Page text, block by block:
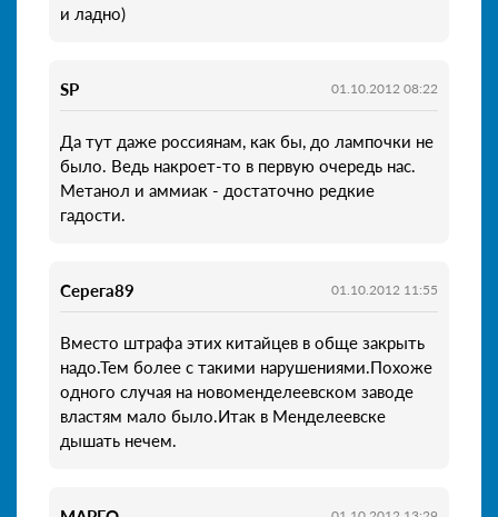
и ладно)
SP 01.10.2012 08:22
Да тут даже россиянам, как бы, до лампочки не
было. Ведь накроет-то в первую очередь нас.
Метанол и аммиак - достаточно редкие
гадости.
Серега89 01.10.2012 11:55
Вместо штрафа этих китайцев в обще закрыть
надо.Тем более с такими нарушениями.Похоже
одного случая на новоменделеевском заводе
властям мало было.Итак в Менделеевске
дышать нечем.